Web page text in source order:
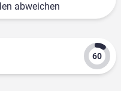
abweichen